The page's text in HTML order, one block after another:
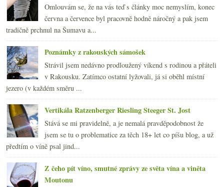
Omlouvám se, že na vás teď s články moc nemyslím, konec
června a července byl pracovně hodně náročný a pak jsem
tradičně prchnul na Šumavu a...
Poznámky z rakouských sámošek
Strávil jsem nedávno prodloužený víkend s rodinou a přáteli
v Rakousku. Zatímco ostatní lyžovali, já si oběhl místní
jezero (v každém směru ...
Vertikála Ratzenberger Riesling Steeger St. Jost
Stává se mi pravidelně, a je nemalá pravděpodobnost že
jsem se tu o problematice za těch 18+ let co píšu blog, a už
předtím o víně psal jind...
Z čeho pít víno, smutné zprávy ze světa vína a viněta
Moutonu